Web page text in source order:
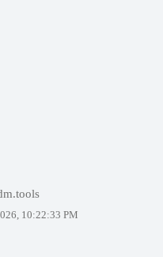
10:22:33 PM